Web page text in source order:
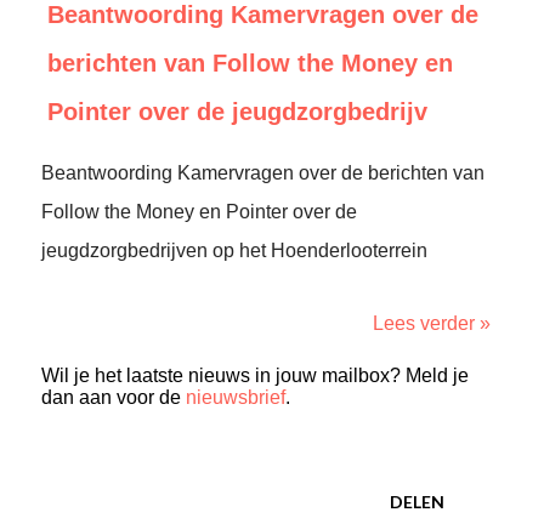
Beantwoording Kamervragen over de
berichten van Follow the Money en
Pointer over de jeugdzorgbedrijv
Beantwoording Kamervragen over de berichten van
Follow the Money en Pointer over de
jeugdzorgbedrijven op het Hoenderlooterrein
Lees verder »
Wil je het laatste nieuws in jouw mailbox? Meld je
dan aan voor de nieuwsbrief.
DELEN